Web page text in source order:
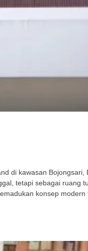
di kawasan Bojongsari,
tetapi sebagai ruang
konsep